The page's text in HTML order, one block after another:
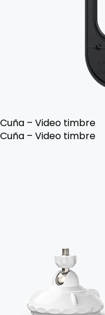
Cuña – Video timbre
Cuña – Video timbre